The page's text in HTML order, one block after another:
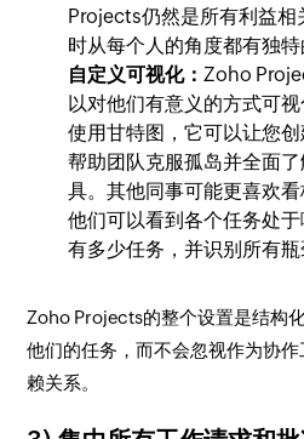
Projects仍然是所有利益相
时从每个人的角度都有独特
自定义可视化：Zoho
以对他们有意义的方式可
使用甘特图，它可以让您
帮助团队克服孤岛并全面
具。其他同事可能更喜欢
他们可以看到各个任务处
有多少任务，并识别所有瓶
Zoho Projects的整个设置是结构
他们的任务，而不会忽视作为协
赖关系。